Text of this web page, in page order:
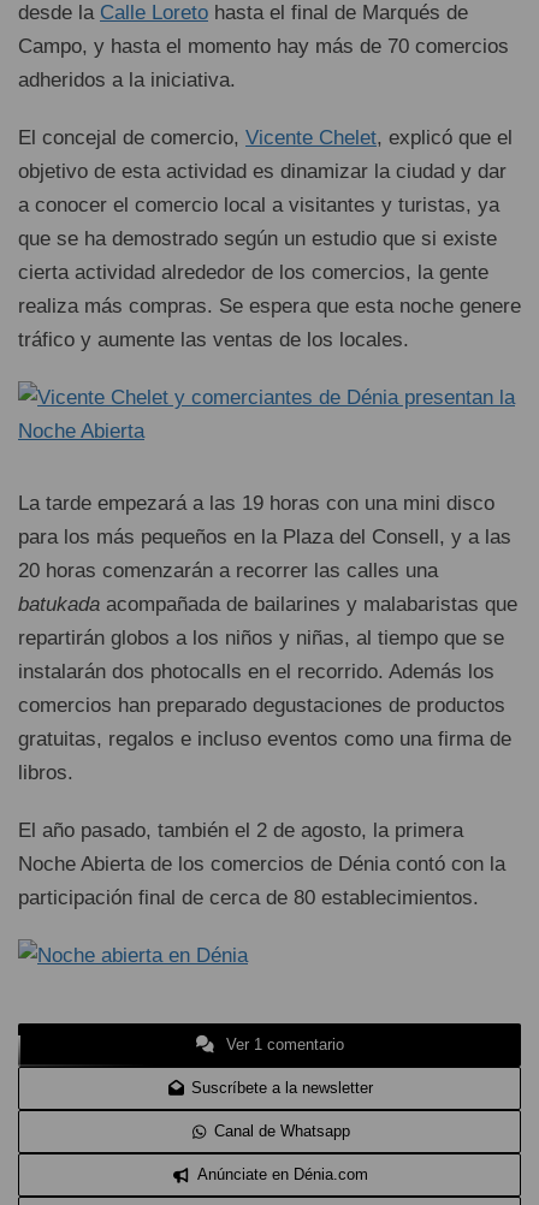
desde la Calle Loreto hasta el final de Marqués de
Campo, y hasta el momento hay más de 70 comercios
adheridos a la iniciativa.
El concejal de comercio, Vicente Chelet, explicó que el
objetivo de esta actividad es dinamizar la ciudad y dar
a conocer el comercio local a visitantes y turistas, ya
que se ha demostrado según un estudio que si existe
cierta actividad alrededor de los comercios, la gente
realiza más compras. Se espera que esta noche genere
tráfico y aumente las ventas de los locales.
La tarde empezará a las 19 horas con una mini disco
para los más pequeños en la Plaza del Consell, y a las
20 horas comenzarán a recorrer las calles una
batukada acompañada de bailarines y malabaristas que
repartirán globos a los niños y niñas, al tiempo que se
instalarán dos photocalls en el recorrido. Además los
comercios han preparado degustaciones de productos
gratuitas, regalos e incluso eventos como una firma de
libros.
El año pasado, también el 2 de agosto, la primera
Noche Abierta de los comercios de Dénia contó con la
participación final de cerca de 80 establecimientos.
Ver 1 comentario
Suscríbete a la newsletter
Canal de Whatsapp
Anúnciate en Dénia.com